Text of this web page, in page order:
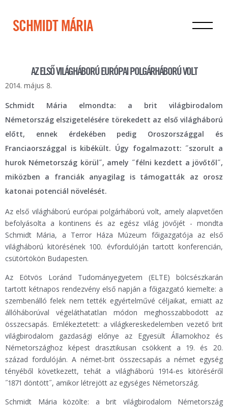
SCHMIDT MÁRIA
AZ ELSŐ VILÁGHÁBORÚ EURÓPAI POLGÁRHÁBORÚ VOLT
2014. május 8.
Schmidt Mária elmondta: a brit világbirodalom
Németország elszigetelésére törekedett az első világháború
előtt, ennek érdekében pedig Oroszországgal és
Franciaországgal is kibékült. Úgy fogalmazott: ˝szorult a
hurok Németország körül˝, amely ˝félni kezdett a jövőtől˝,
miközben a franciák anyagilag is támogatták az orosz
katonai potenciál növelését.
Az első világháború európai polgárháború volt, amely alapvetően
befolyásolta a kontinens és az egész világ jövőjét - mondta
Schmidt Mária, a Terror Háza Múzeum főigazgatója az első
világháború kitörésének 100. évfordulóján tartott konferencián,
csütörtökön Budapesten.
Az Eötvös Loránd Tudományegyetem (ELTE) bölcsészkarán
tartott kétnapos rendezvény első napján a főigazgató kiemelte: a
szembenálló felek nem tették egyértelművé céljaikat, emiatt az
állóháborúval végeláthatatlan módon meghosszabbodott az
összecsapás. Emlékeztetett: a világkereskedelemben vezető brit
világbirodalom gazdasági előnye az Egyesült Államokhoz és
Németországhoz képest drasztikusan csökkent a 19. és 20.
század fordulóján. A német-brit összecsapás a német egység
tényéből következett, tehát a világháború 1914-es kitöréséről
˝1871 döntött˝, amikor létrejött az egységes Németország.
Schmidt Mária közölte: a brit világbirodalom Németország